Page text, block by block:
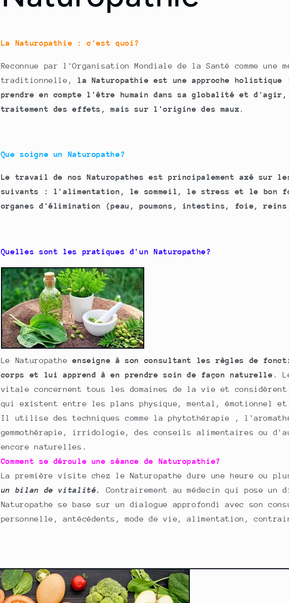
La Naturopathie : c'est quoi?
Reconnue par l'Organisation Mondiale de la Santé comme une
traditionnelle, la Naturopathie est une approche
prendre en compte l'être humain dans sa globalité et
traitement des effets, mais sur l'origine des maux .
Que soigne un Naturopathe?
Le travail de nos Naturopathes est principalement axé sur
suivants : l'alimentation, le sommeil, le stress et le bon
organes d'élimination (peau, poumons, intestins, foie,
Quelles sont les pratiques d'un Naturopathe?
Le Naturopatheenseigne à son consultant les règles de
corps et lui apprend à en prendre soin de façon naturelle .
vitale concernent tous les domaines de la vie et
qui existent entre les plans physique, mental, émotionnel
Il utilise des techniques comme la phytothérapie ,
gemmothérapie, irridologie, des conseils alimentaires ou
encore naturelles.
Comment se déroule une séance de Naturopathie?
La première visite chez le Naturopathe dure une heure ou
un bilan de vitalité.
Contrairement au médecin qui pose un
Naturopathe se base sur un dialogue approfondi avec son
personnelle, antécédents, mode de vie, alimentation,